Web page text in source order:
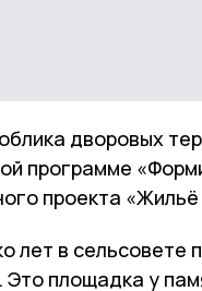
дворовых
программе
проекта
лет в
Это площадка у